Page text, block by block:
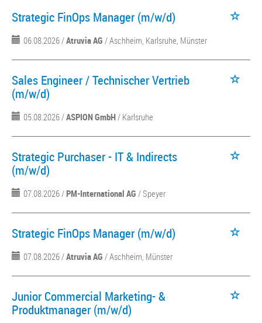
Strategic FinOps Manager (m/w/d)
06.08.2026 /Atruvia AG / Aschheim, Karlsruhe, Münster
Sales Engineer / Technischer Vertrieb
(m/w/d)
05.08.2026 /ASPION GmbH/ Karlsruhe
Strategic Purchaser - IT & Indirects
(m/w/d)
07.08.2026 /PM-International AG / Speyer
Strategic FinOps Manager (m/w/d)
07.08.2026 /Atruvia AG / Aschheim, Münster
Junior Commercial Marketing- &
Produktmanager (m/w/d)